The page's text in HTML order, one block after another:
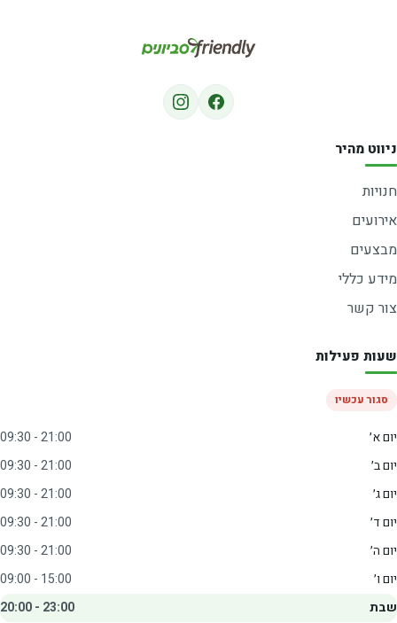
ניווט מהיר
חנויות
אירועים
מבצעים
מידע כללי
צור קשר
שעות פעילות
סגור עכשיו
יום א׳
09:30 - 21:00
יום ב׳
09:30 - 21:00
יום ג׳
09:30 - 21:00
יום ד׳
09:30 - 21:00
יום ה׳
09:30 - 21:00
יום ו׳
09:00 - 15:00
שבת
20:00 - 23:00